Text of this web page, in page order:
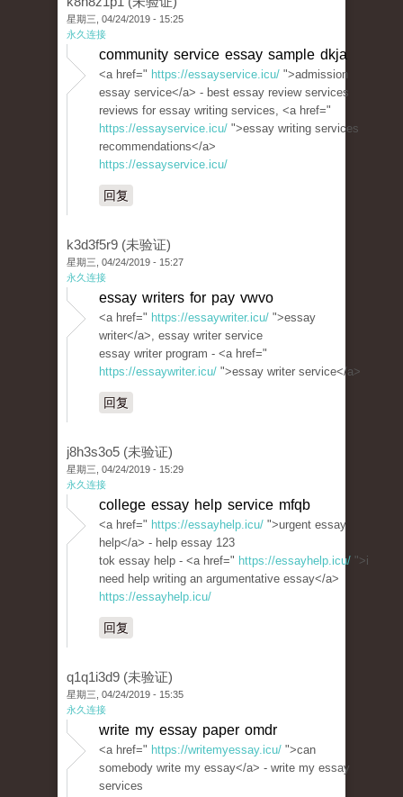
星期三, 04/24/2019 - 15:25
永久连接
community service essay sample dkja
<a href=" https://essayservice.icu/ ">admission
essay service</a> - best essay review services
reviews for essay writing services, <a href="
https://essayservice.icu/ ">essay writing services
recommendations</a>
https://essayservice.icu/
回复
k3d3f5r9 (未验证)
星期三, 04/24/2019 - 15:27
永久连接
essay writers for pay vwvo
<a href=" https://essaywriter.icu/ ">essay
writer</a>, essay writer service
essay writer program - <a href="
https://essaywriter.icu/ ">essay writer service</a>
回复
j8h3s3o5 (未验证)
星期三, 04/24/2019 - 15:29
永久连接
college essay help service mfqb
<a href=" https://essayhelp.icu/ ">urgent essay
help</a> - help essay 123
tok essay help - <a href=" https://essayhelp.icu/ ">i
need help writing an argumentative essay</a>
https://essayhelp.icu/
回复
q1q1i3d9 (未验证)
星期三, 04/24/2019 - 15:35
永久连接
write my essay paper omdr
<a href=" https://writemyessay.icu/ ">can
somebody write my essay</a> - write my essay
services